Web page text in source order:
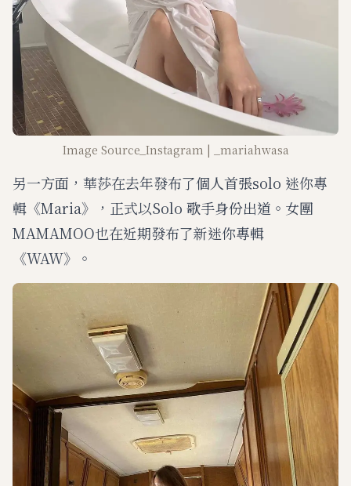
Image Source_Instagram | _mariahwasa
另一方面，華莎在去年發布了個人首張solo 迷你專
輯《Maria》，正式以Solo 歌手身份出道。女團
MAMAMOO也在近期發布了新迷你專輯
《WAW》。